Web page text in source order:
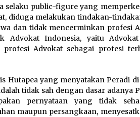
selaku public-figure yang
diduga melakukan tindakan-
dan tidak mencerminkan profesi
Advokat Indonesia, yaitu
Advokat sebagai profesi
Hutapea yang menyatakan Peradi
tidak sah dengan dasar adanya
pernyataan yang tidak
maupun persangkaan,